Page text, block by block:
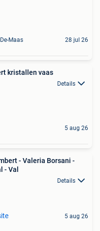
Maas 28 jul 26
kristallen vaas
Details
5 aug 26
- Valeria Borsani -
- Val
Details
5 aug 26